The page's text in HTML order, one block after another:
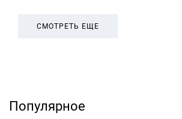
СМОТРЕТЬ ЕЩЕ
Популярное